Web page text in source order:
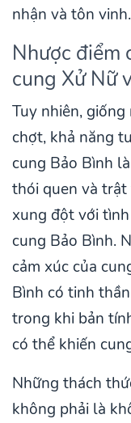
nhận và tôn vinh.
Nhược điểm
cung Xử Nữ
Tuy nhiên,
chợt, khả năng
cung Bảo Bình
thói quen và
xung đột với
cung Bảo Bình.
cảm xúc của
Bình có tinh
trong khi bản
có thể khiến
Những thách
không phải là